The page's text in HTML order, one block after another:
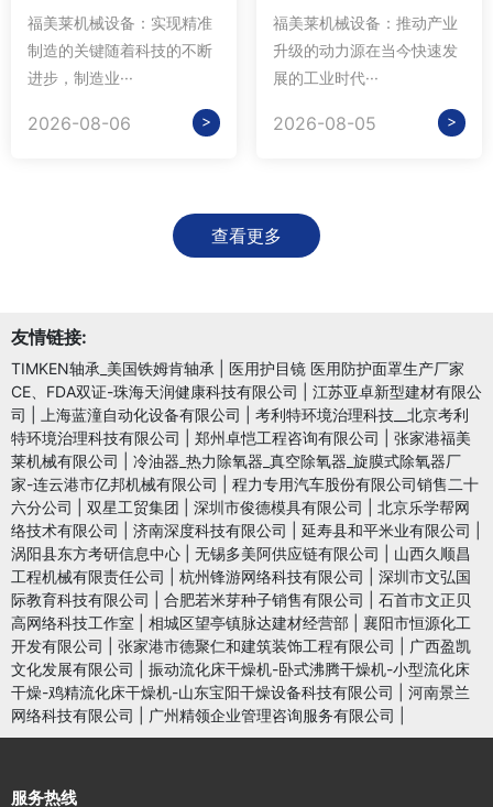
福美莱机械设备：实现精准
制造的关键随着科技的不断
进步，制造业···
2026-08-06 >
福美莱机械设备：推动产业
升级的动力源在当今快速发
展的工业时代···
2026-08-05 >
查看更多
友情链接:
TIMKEN轴承_美国铁姆肯轴承
医用护目镜 医用防护面罩生产厂家
CE、FDA双证-珠海天润健康科技有限公司
江苏亚卓新型建材有限公
司
上海蓝潼自动化设备有限公司
考利特环境治理科技__北京考利
特环境治理科技有限公司
郑州卓恺工程咨询有限公司
张家港福美
莱机械有限公司
冷油器_热力除氧器_真空除氧器_旋膜式除氧器厂
家-连云港市亿邦机械有限公司
程力专用汽车股份有限公司销售二十
六分公司
双星工贸集团 深圳市俊德模具有限公司
北京乐学帮网
络技术有限公司
济南深度科技有限公司 延寿县和平米业有限公司
涡阳县东方考研信息中心
无锡多美阿供应链有限公司
山西久顺昌
工程机械有限责任公司
杭州锋游网络科技有限公司
深圳市文弘国
际教育科技有限公司
合肥若米芽种子销售有限公司
石首市文正贝
高网络科技工作室
相城区望亭镇脉达建材经营部
襄阳市恒源化工
开发有限公司
张家港市德聚仁和建筑装饰工程有限公司
广西盈凯
文化发展有限公司
振动流化床干燥机-卧式沸腾干燥机-小型流化床
干燥-鸡精流化床干燥机-山东宝阳干燥设备科技有限公司
河南景兰
网络科技有限公司
广州精领企业管理咨询服务有限公司
服务热线